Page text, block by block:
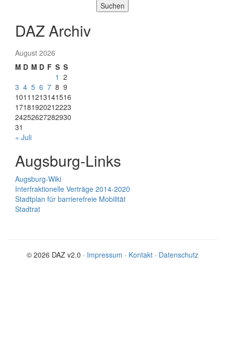
Suchen
DAZ Archiv
August 2026
M D M D F S S
1 2
3 4 5 6 7 8 9
1011 1213141516
17181920212223
24252627282930
31
« Juli
Augsburg-Links
Augsburg-Wiki
Interfraktionelle Verträge 2014-2020
Stadtplan für barrierefreie Mobilität
Stadtrat
© 2026 DAZ v2.0 · Impressum · Kontakt · Datenschutz